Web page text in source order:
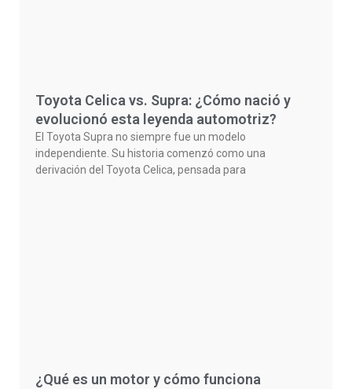
Toyota Celica vs. Supra: ¿Cómo nació y
evolucionó esta leyenda automotriz?
El Toyota Supra no siempre fue un modelo
independiente. Su historia comenzó como una
derivación del Toyota Celica, pensada para
¿Qué es un motor y cómo funciona